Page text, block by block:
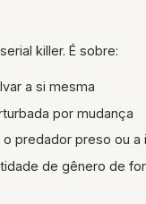
killer. É sobre:
a si mesma
por mudança
predador preso ou a
de gênero de